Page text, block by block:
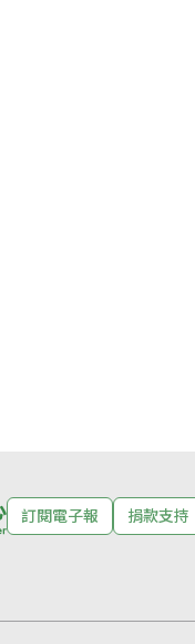
訂閱電子報 捐款支持